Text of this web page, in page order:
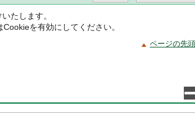
たします。
を有効にしてください。
ページの先